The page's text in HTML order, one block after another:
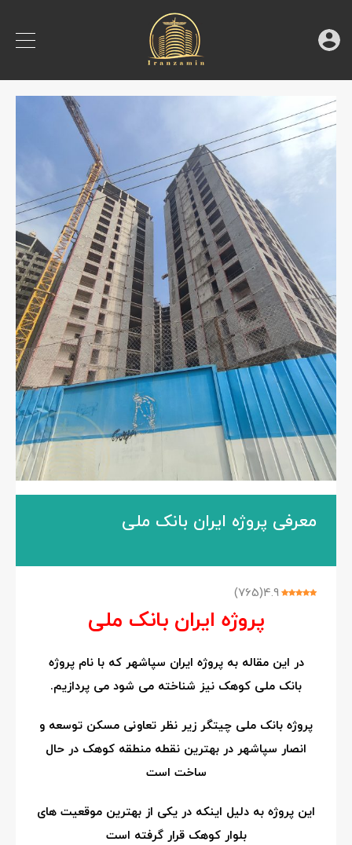
معرفی پروژه ایران بانک ملی
4.9
(
765
)
پروژه ایران بانک ملی
در این مقاله به پروژه ایران سپاشهر که با نام پروژه
بانک ملی کوهک نیز شناخته می شود می پردازیم.
پروژه بانک ملی چیتگر زیر نظر تعاونی مسکن توسعه و
انصار سپاشهر در بهترین نقطه منطقه کوهک در حال
ساخت است
این پروژه به دلیل اینکه در یکی از بهترین موقعیت های
بلوار کوهک قرار گرفته است